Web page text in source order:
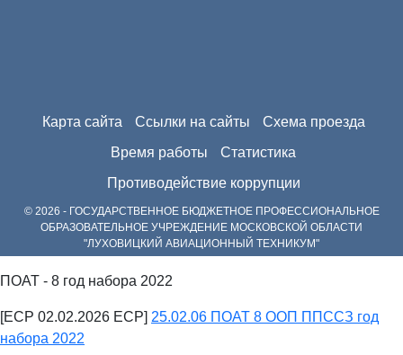
Карта сайта Ссылки на сайты
Схема проезда
Время работы
Статистика
Противодействие коррупции
© 2026 - ГОСУДАРСТВЕННОЕ БЮДЖЕТНОЕ ПРОФЕССИОНАЛЬНОЕ
ОБРАЗОВАТЕЛЬНОЕ УЧРЕЖДЕНИЕ МОСКОВСКОЙ ОБЛАСТИ
"ЛУХОВИЦКИЙ АВИАЦИОННЫЙ ТЕХНИКУМ"
ПОАТ - 8 год набора 2022
[ECP 02.02.2026 ECP] 25.02.06 ПОАТ 8 ООП ППССЗ год
набора 2022